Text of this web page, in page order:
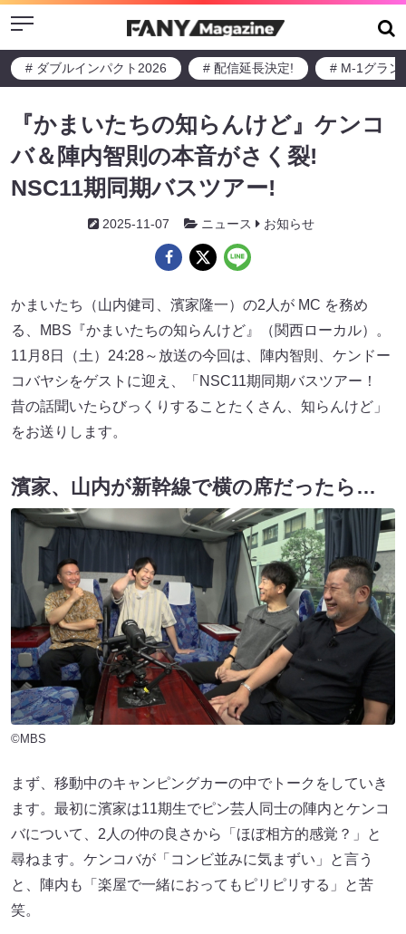
Menu
# ダブルインパクト2026 # 配信延長決定! # M-1グラン
『かまいたちの知らんけど』ケンコ
バ＆陣内智則の本音がさく裂!
NSC11期同期バスツアー!
2025-11-07 ニュース お知らせ
かまいたち（山内健司、濱家隆一）の2人が MC を務め
る、MBS『かまいたちの知らんけど』（関西ローカル）。
11月8日（土）24:28～放送の今回は、陣内智則、ケンドー
コバヤシをゲストに迎え、「NSC11期同期バスツアー！
昔の話聞いたらびっくりすることたくさん、知らんけど」
をお送りします。
濱家、山内が新幹線で横の席だったら…
©MBS
まず、移動中のキャンピングカーの中でトークをしていき
ます。最初に濱家は11期生でピン芸人同士の陣内とケンコ
バについて、2人の仲の良さから「ほぼ相方的感覚？」と
尋ねます。ケンコバが「コンビ並みに気まずい」と言う
と、陣内も「楽屋で一緒におってもピリピリする」と苦
笑。